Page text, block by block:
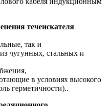
течеискателя
так и
чугунных, стальных и
в условиях высокого
герметичности)..